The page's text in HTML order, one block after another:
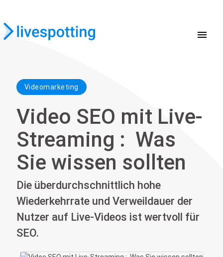
menu
Videomarketing
Video SEO mit Live-
Streaming : Was
Sie wissen sollten
Die überdurchschnittlich hohe
Wiederkehrrate und Verweildauer der
Nutzer auf Live-Videos ist wertvoll für
SEO.